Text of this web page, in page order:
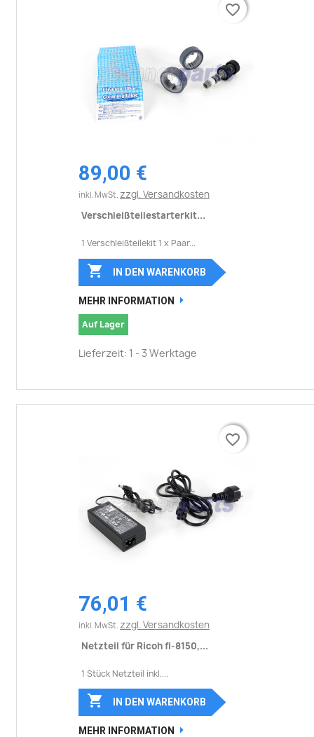
89,00 €
inkl. MwSt. zzgl. Versandkosten
Verschleißteilestarterkit...
1 Verschleißteilekit 1 x Paar...
favorite_border
 IN DEN WARENKORB
MEHR INFORMATION
Auf Lager
Lieferzeit: 1 - 3 Werktage
favorite_border
76,01 €
inkl. MwSt. zzgl. Versandkosten
Netzteil für Ricoh fi-8150,...
1 Stück Netzteil inkl....
favorite_border
 IN DEN WARENKORB
MEHR INFORMATION
favorite_border